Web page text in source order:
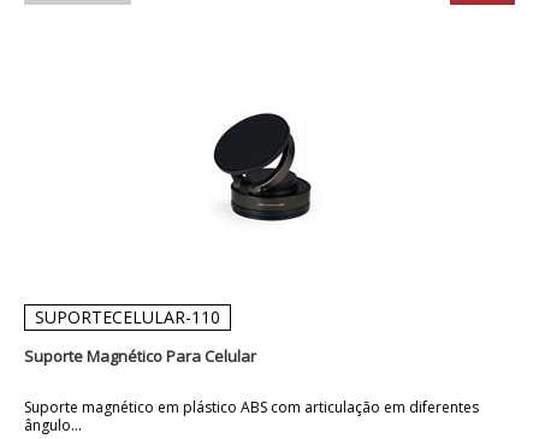
SUPORTECELULAR-110
Suporte Magnético Para Celular
Suporte magnético em plástico ABS com articulação em diferentes
ângulo...